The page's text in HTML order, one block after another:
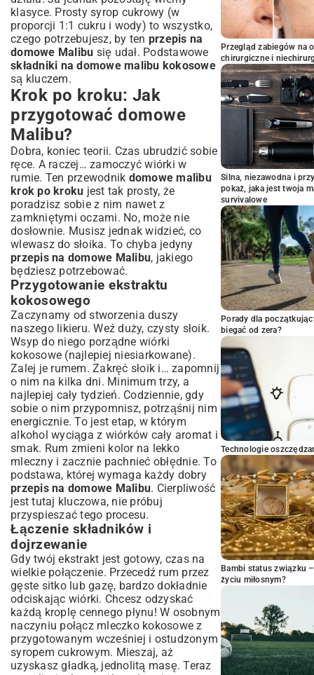
klasyce. Prosty syrop cukrowy (w
proporcji 1:1 cukru i wody) to wszystko,
czego potrzebujesz, by ten przepis na
domowe Malibu się udał. Podstawowe
składniki na domowe malibu kokosowe
są kluczem.
Krok po kroku: Jak
przygotować domowe
Malibu?
Dobra, koniec teorii. Czas ubrudzić sobie
ręce. A raczej… zamoczyć wiórki w
rumie. Ten przewodnik domowe malibu
krok po kroku jest tak prosty, że
poradzisz sobie z nim nawet z
zamkniętymi oczami. No, może nie
dosłownie. Musisz jednak widzieć, co
wlewasz do słoika. To chyba jedyny
przepis na domowe Malibu, jakiego
będziesz potrzebować.
Przygotowanie ekstraktu
kokosowego
Zaczynamy od stworzenia duszy
naszego likieru. Weź duży, czysty słoik.
Wsyp do niego porządne wiórki
kokosowe (najlepiej niesiarkowane).
Zalej je rumem. Zakręć słoik i… zapomnij
o nim na kilka dni. Minimum trzy, a
najlepiej cały tydzień. Codziennie, gdy
sobie o nim przypomnisz, potrząśnij nim
energicznie. To jest etap, w którym
alkohol wyciąga z wiórków cały aromat i
smak. Rum zmieni kolor na lekko
mleczny i zacznie pachnieć obłędnie. To
podstawa, której wymaga każdy dobry
przepis na domowe Malibu. Cierpliwość
jest tutaj kluczowa, nie próbuj
przyspieszać tego procesu.
Łączenie składników i
dojrzewanie
Gdy twój ekstrakt jest gotowy, czas na
wielkie połączenie. Przecedź rum przez
gęste sitko lub gazę, bardzo dokładnie
odciskając wiórki. Chcesz odzyskać
każdą kroplę cennego płynu! W osobnym
naczyniu połącz mleczko kokosowe z
przygotowanym wcześniej i ostudzonym
syropem cukrowym. Mieszaj, aż
uzyskasz gładką, jednolitą masę. Teraz
Przegląd zabiegów na
chirurgiczne i
Silna, niezawodna i
pokaż, jaka jest twoja
survivalowe
Porady dla
biegać od zera?
Technologie
Bambi status związku
życiu miłosnym?